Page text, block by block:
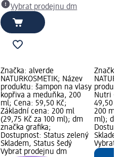
Vybrat prodejnu dm
Značka: alverde
NATURKOSMETIK; Název
produktu: šampon na vlasy
kopřiva a meduňka, 200
ml; Cena: 59,50 Kč;
Základní cena: 200 ml
(29,75 Kč za 100 ml); dm
značka grafika;
Dostupnost: Status zelený
Skladem, Status šedý
Vybrat prodejnu dm
Značka:
Nutri
49,50
200 ml
ml); dm
Vybrat